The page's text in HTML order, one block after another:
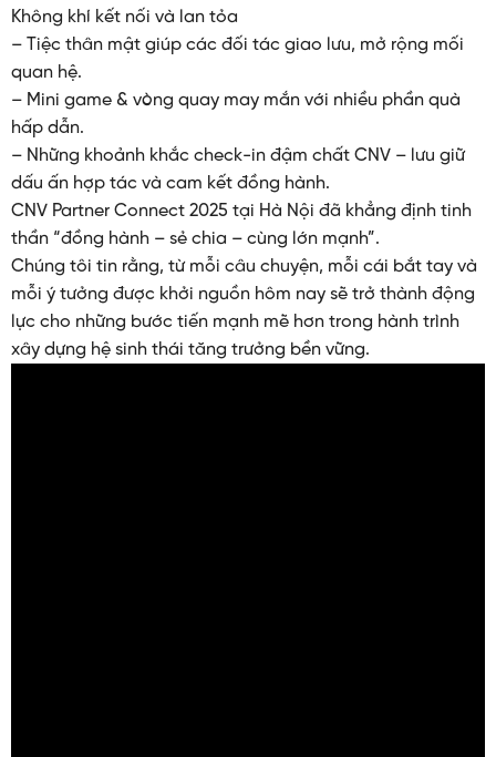
Không khí kết nối và lan tỏa
– Tiệc thân mật giúp các đối tác giao lưu, mở rộng mối
quan hệ.
– Mini game & vòng quay may mắn với nhiều phần quà
hấp dẫn.
– Những khoảnh khắc check-in đậm chất CNV – lưu giữ
dấu ấn hợp tác và cam kết đồng hành.
CNV Partner Connect 2025 tại Hà Nội đã khẳng định tinh
thần “đồng hành – sẻ chia – cùng lớn mạnh”.
Chúng tôi tin rằng, từ mỗi câu chuyện, mỗi cái bắt tay và
mỗi ý tưởng được khởi nguồn hôm nay sẽ trở thành động
lực cho những bước tiến mạnh mẽ hơn trong hành trình
xây dựng hệ sinh thái tăng trưởng bền vững.